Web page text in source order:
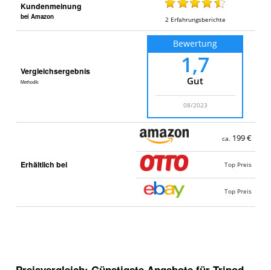
Kundenmeinung
bei Amazon 2 Erfahrungsberichte
Vergleichsergebnis
Methodik
Bewertung
1,7
Gut
08/2023
Erhältlich bei
ca. 199 €
Top Preis
Top Preis